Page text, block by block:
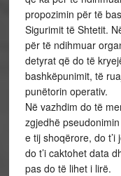
propozimin për të
Sigurimit të Shtetit.
për të ndihmuar
detyrat që do të
bashkëpunimit, të
punëtorin operativ.
Në vazhdim do të
zgjedhë
e tij shoqërore, do
do t’i caktohet data
pas do të lihet i lirë.